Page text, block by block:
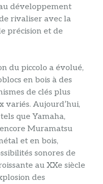
développement
rivaliser avec la
précision et de
du piccolo a évolué,
en bois à des
de clés plus
variés. Aujourd’hui,
que Yamaha,
Muramatsu
et en bois,
sonores de
au XXe siècle
des